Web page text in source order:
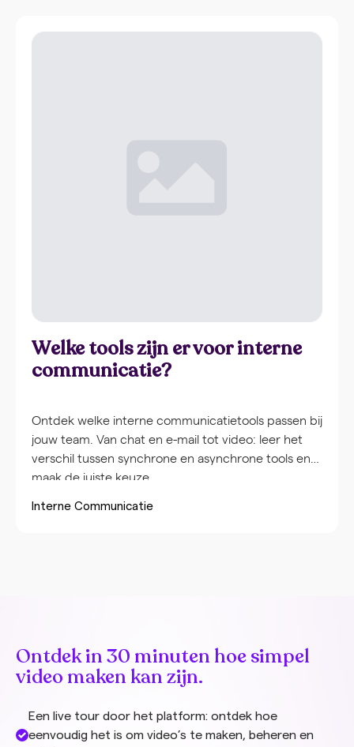
Welke tools zijn er voor interne
communicatie?
Ontdek welke interne communicatietools passen bij
jouw team. Van chat en e-mail tot video: leer het
verschil tussen synchrone en asynchrone tools en
maak de juiste keuze.
Interne Communicatie
Ontdek in 30 minuten hoe simpel
video maken kan zijn.
Een live tour door het platform: ontdek hoe
eenvoudig het is om video’s te maken, beheren en